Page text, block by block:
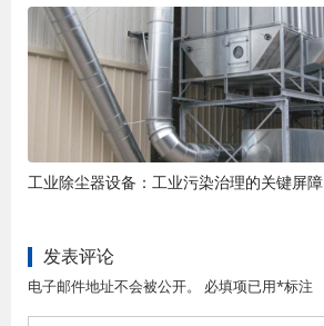
工业除尘器设备：工业污染治理的关键屏障
发表评论
电子邮件地址不会被公开。 必填项已用*标注